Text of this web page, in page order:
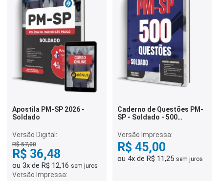
Apostila PM-SP 2026 -
Soldado
Versão Digital:
R$ 57,00
R$ 36,48
ou 3x de R$ 12,16 sem juros
Versão Impressa:
Caderno de Questões PM-
SP - Soldado - 500
Versão Impressa:
R$ 45,00
ou 4x de R$ 11,25 sem juros